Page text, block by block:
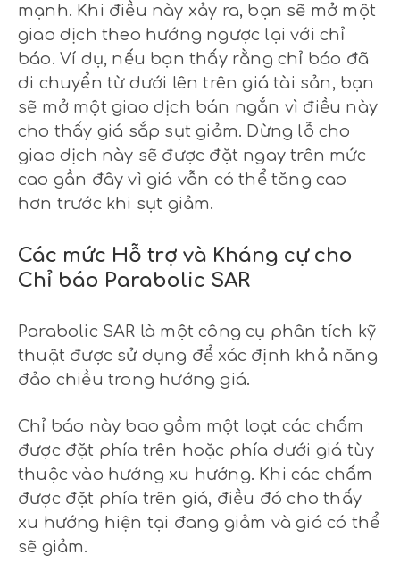
mạnh. Khi điều này xảy ra, bạn sẽ mở một
giao dịch theo hướng ngược lại với chỉ
báo. Ví dụ, nếu bạn thấy rằng chỉ báo đã
di chuyển từ dưới lên trên giá tài sản, bạn
sẽ mở một giao dịch bán ngắn vì điều này
cho thấy giá sắp sụt giảm. Dừng lỗ cho
giao dịch này sẽ được đặt ngay trên mức
cao gần đây vì giá vẫn có thể tăng cao
hơn trước khi sụt giảm.
Các mức Hỗ trợ và Kháng cự cho
Chỉ báo Parabolic SAR
Parabolic SAR là một công cụ phân tích kỹ
thuật được sử dụng để xác định khả năng
đảo chiều trong hướng giá.
Chỉ báo này bao gồm một loạt các chấm
được đặt phía trên hoặc phía dưới giá tùy
thuộc vào hướng xu hướng. Khi các chấm
được đặt phía trên giá, điều đó cho thấy
xu hướng hiện tại đang giảm và giá có thể
sẽ giảm.